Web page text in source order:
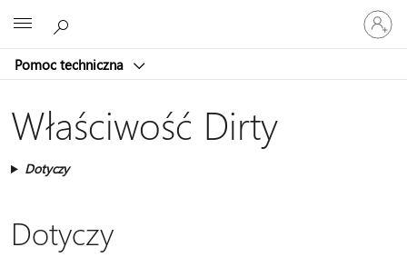
Pomoc techniczna
Zaloguj
się
do
konta
Właściwość Dirty
Dotyczy
Dotyczy